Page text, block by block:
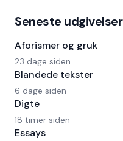
Seneste udgivelser
Aforismer og gruk
23 dage siden
Blandede tekster
6 dage siden
Digte
18 timer siden
Essays